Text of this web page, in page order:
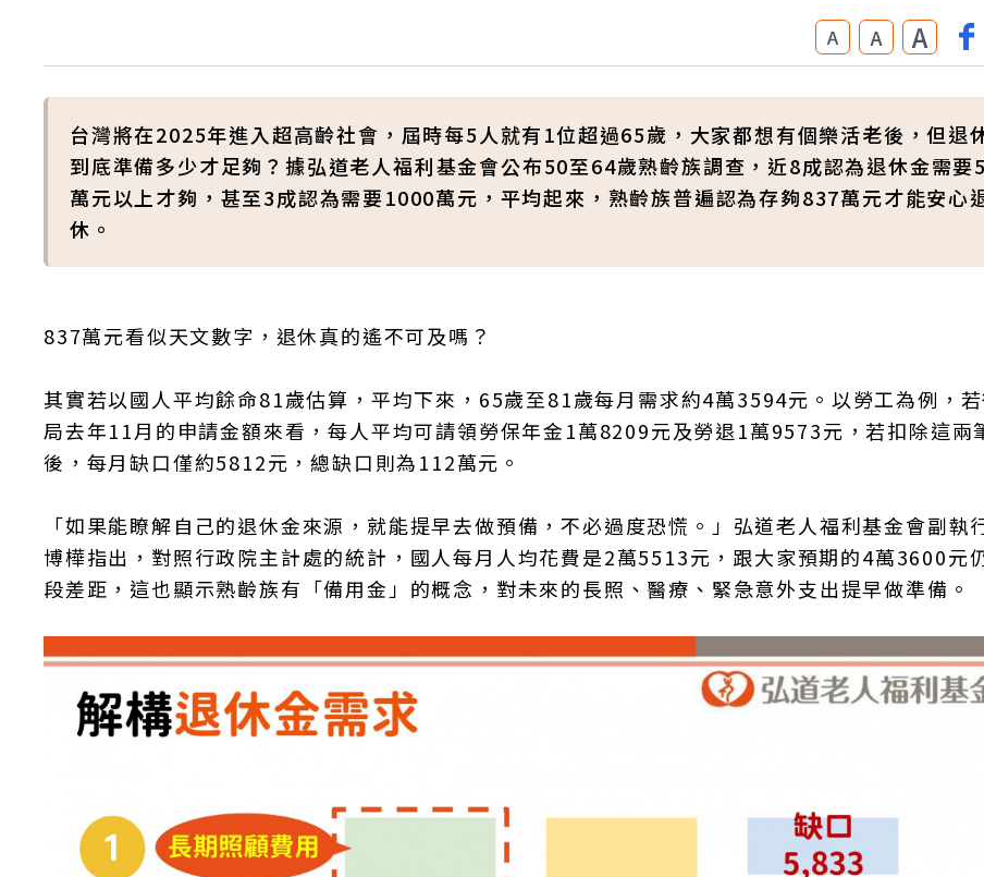
A A A
台灣將在2025年進入超高齡社會，屆時每5人就有1位超過65歲，大家都想有個樂活老後，但退
到底準備多少才足夠？據弘道老人福利基金會公布50至64歲熟齡族調查，近8成認為退休金需要
萬元以上才夠，甚至3成認為需要1000萬元，平均起來，熟齡族普遍認為存夠837萬元才能安心
休。
837萬元看似天文數字，退休真的遙不可及嗎？
其實若以國人平均餘命81歲估算，平均下來，65歲至81歲每月需求約4萬3594元。以勞工為例，
局去年11月的申請金額來看，每人平均可請領勞保年金1萬8209元及勞退1萬9573元，若扣除這兩
後，每月缺口僅約5812元，總缺口則為112萬元。
「如果能瞭解自己的退休金來源，就能提早去做預備，不必過度恐慌。」弘道老人福利基金會副執
博樺指出，對照行政院主計處的統計，國人每月人均花費是2萬5513元，跟大家預期的4萬3600元
段差距，這也顯示熟齡族有「備用金」的概念，對未來的長照、醫療、緊急意外支出提早做準備。